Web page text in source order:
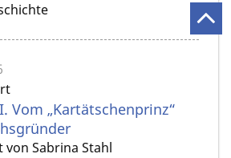
Vom „Kartätschenprinz“
von Sabrina Stahl